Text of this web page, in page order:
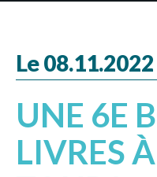
Le 08.11.2022
UNE 6E
LIVRES